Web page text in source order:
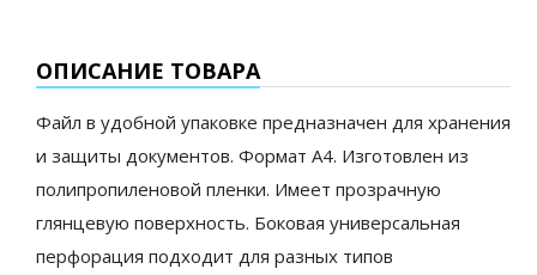
ОПИСАНИЕ ТОВАРА
Файл в удобной упаковке предназначен для хранения
и защиты документов. Формат А4. Изготовлен из
полипропиленовой пленки. Имеет прозрачную
глянцевую поверхность. Боковая универсальная
перфорация подходит для разных типов